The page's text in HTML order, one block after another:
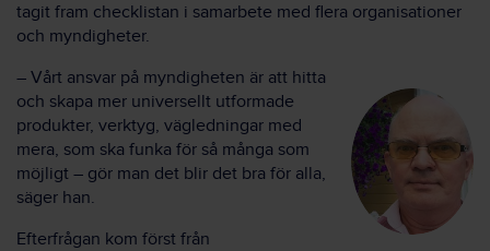
tagit fram checklistan i samarbete med flera organisationer
och myndigheter.
– Vårt ansvar på myndigheten är att hitta
och skapa mer universellt utformade
produkter, verktyg, vägledningar med
mera, som ska funka för så många som
möjligt – gör man det blir det bra för alla,
säger han.
Efterfrågan kom först från